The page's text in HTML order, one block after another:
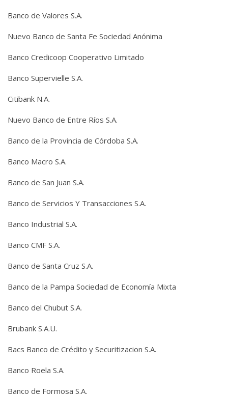
Banco de Valores S.A.
Nuevo Banco de Santa Fe Sociedad Anónima
Banco Credicoop Cooperativo Limitado
Banco Supervielle S.A.
Citibank N.A.
Nuevo Banco de Entre Ríos S.A.
Banco de la Provincia de Córdoba S.A.
Banco Macro S.A.
Banco de San Juan S.A.
Banco de Servicios Y Transacciones S.A.
Banco Industrial S.A.
Banco CMF S.A.
Banco de Santa Cruz S.A.
Banco de la Pampa Sociedad de Economía Mixta
Banco del Chubut S.A.
Brubank S.A.U.
Bacs Banco de Crédito y Securitizacion S.A.
Banco Roela S.A.
Banco de Formosa S.A.